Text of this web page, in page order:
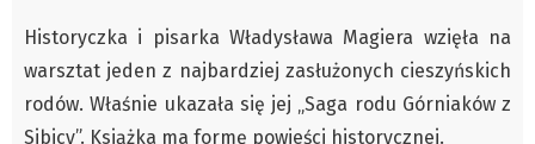
Sekretariat
Redaktorzy
Napisz artykuł
Historyczka i pisarka Władysława Magiera wzięła na
warsztat jeden z najbardziej zasłużonych cieszyńskich
rodów. Właśnie ukazała się jej „Saga rodu Górniaków z
Sibicy”. Książka ma formę powieści historycznej.